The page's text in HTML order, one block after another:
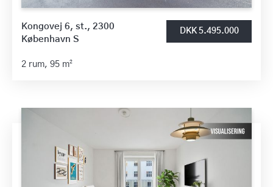
Kongovej 6, st., 2300
København S
DKK 5.495.000
2 rum, 95 m²